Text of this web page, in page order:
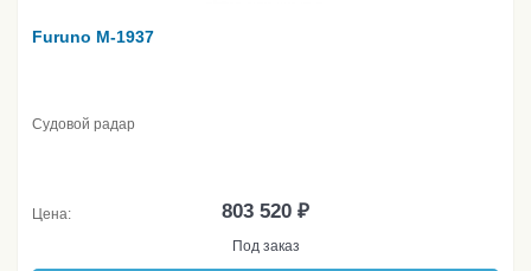
Furuno M-1937
Судовой радар
Цена: 803 520 ₽
Под заказ